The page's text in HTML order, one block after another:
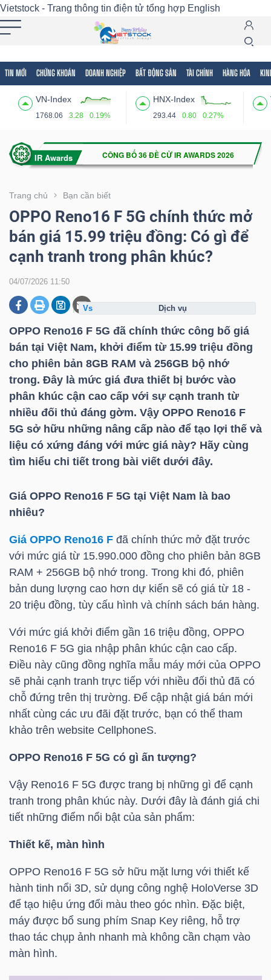
Vietstock - Trang thông tin điện tử tổng hợp English
TIN MỚI CHỨNG KHOÁN DOANH NGHIỆP BẤT ĐỘNG SẢN TÀI CHÍNH HÀNG HÓA
VN-Index
1768.06 3.28 0.19%
HNX-Index
293.44 0.80 0.27%
Trang chủ Bạn cần biết
OPPO Reno16 F 5G chính thức mở
bán giá 15.99 triệu đồng: Có gì để
cạnh tranh trong phân khúc?
04/07/2026 11:50
OPPO Reno16 F 5G đã chính thức công bố giá
bán tại Việt Nam, khởi điểm từ 15.99 triệu đồng
cho phiên bản 8GB RAM và 256GB bộ nhớ
trong. Đây là mức giá đưa thiết bị bước vào
phân khúc cận cao cấp với sự cạnh tranh từ
nhiều đối thủ đáng gờm. Vậy OPPO Reno16 F
5G sở hữu những nâng cấp nào để tạo lợi thế và
liệu có xứng đáng với mức giá này? Hãy cùng
tìm hiểu chi tiết trong bài viết dưới đây.
Giá OPPO Reno16 F 5G tại Việt Nam là bao
nhiêu?
Giá OPPO Reno16 F đã chính thức mở đặt trước
với mức giá từ 15.990.000 đồng cho phiên bản 8GB
RAM + 256GB bộ nhớ trong. Trong khi đó, phiên
bản dung lượng cao hơn dự kiến sẽ có giá từ 18 -
20 triệu đồng, tùy cấu hình và chính sách bán hàng.
Với mức giá khởi điểm gần 16 triệu đồng, OPPO
Reno16 F 5G gia nhập phân khúc cận cao cấp.
Điều này cũng đồng nghĩa mẫu máy mới của OPPO
sẽ phải cạnh tranh trực tiếp với nhiều đối thủ đã có
chỗ đứng trên thị trường. Để cập nhật giá bán mới
nhất cùng các ưu đãi đặt trước, bạn có thể tham
khảo trên website CellphoneS.
OPPO Reno16 F 5G có gì ấn tượng?
Vậy Reno16 F 5G được trang bị những gì để cạnh
tranh trong phân khúc này. Dưới đây là đánh giá chi
tiết những điểm nổi bật của sản phẩm:
Thiết kế, màn hình
OPPO Reno16 F 5G sở hữu mặt lưng với thiết kế
hành tinh nổi 3D, sử dụng công nghệ HoloVerse 3D
để tạo hiệu ứng đổi màu theo góc nhìn. Đặc biệt,
máy được bổ sung phím Snap Key riêng, hỗ trợ
thao tác chụp ảnh nhanh mà không cần chạm vào
màn hình.
dịch vụ
Tất cả Tính năng Ngành Mã chứng khoán
Tính
(-)
VIETSTOCK
CHỨNG
KHOÁN
DOANH
NGHIỆP
BẤT
ĐỘNG
SẢN
CHÍNH
TẾ
THẾ
GIỚI
DƯƠNG
TÀI
CÁ
NHÂN
PHÂN